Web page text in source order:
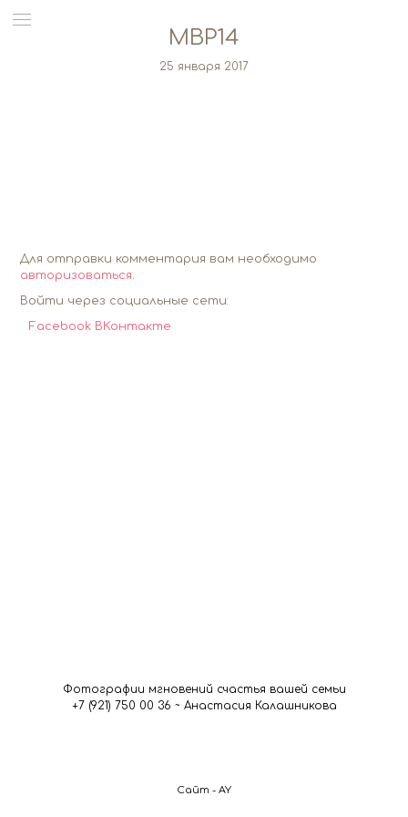
MBP14
25 января 2017
Для отправки комментария вам необходимо
авторизоваться.
Войти через социальные сети:
Facebook ВКонтакте
Фотографии мгновений счастья вашей семьи
+7 (921) 750 00 36 ~ Анастасия Калашникова
Сайт - AY